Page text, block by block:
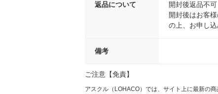
返品について
開封後返品不可
開封後はお客
の上、お申し込
備考
ご注意【免責】
アスクル（LOHACO）では、サイト上に最新の